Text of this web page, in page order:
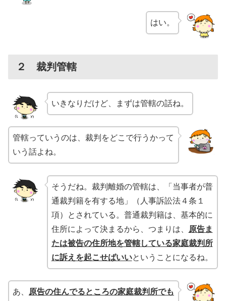
はい。
２ 裁判管轄
いきなりだけど、まずは管轄の話ね。
管轄っていうのは、裁判をどこで行うかって
いう話よね。
そうだね。裁判離婚の管轄は、「当事者が普
通裁判籍を有する地」（人事訴訟法４条１
項）とされている。普通裁判籍は、基本的に
住所によって決まるから、つまりは、
原告ま
たは被告の住所地を管轄している家庭裁判所
に訴えを起こせばいいということになるね。
あ、
原告の住んでるところの家庭裁判所でも